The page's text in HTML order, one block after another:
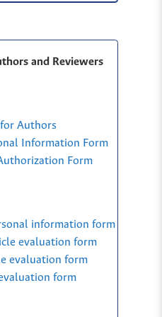
and Reviewers
Authors
Information Form
Form
information form
evaluation form
evaluation form
form